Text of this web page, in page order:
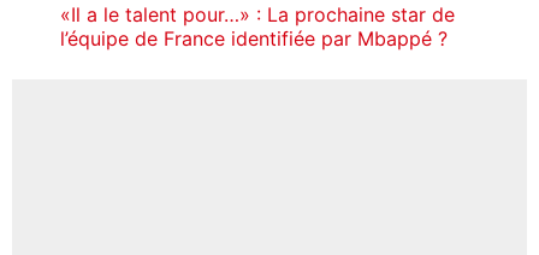
«Il a le talent pour…» : La prochaine star de
l’équipe de France identifiée par Mbappé ?